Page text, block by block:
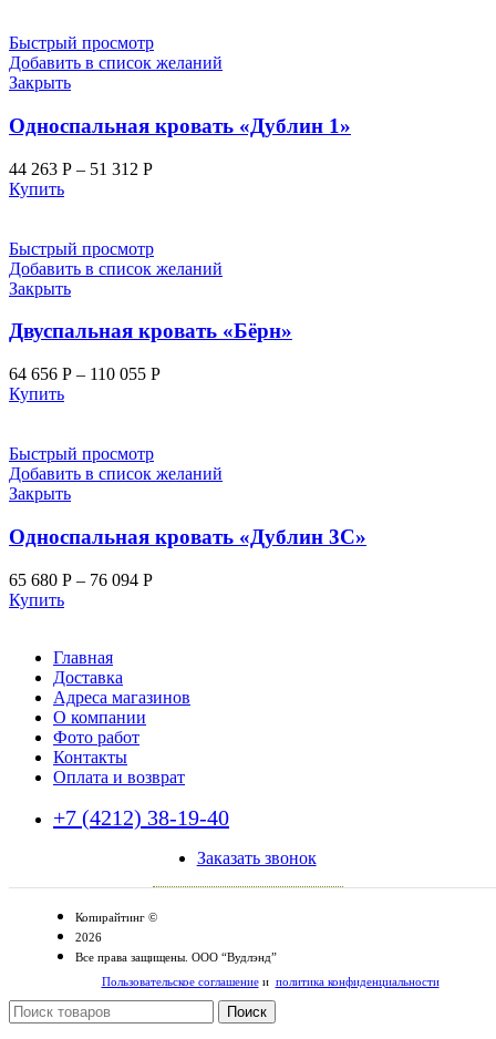
Быстрый просмотр
Добавить в список желаний
Закрыть
Односпальная кровать «Дублин 1»
44 263 Р – 51 312 Р
Купить
Быстрый просмотр
Добавить в список желаний
Закрыть
Двуспальная кровать «Бёрн»
64 656 Р – 110 055 Р
Купить
Быстрый просмотр
Добавить в список желаний
Закрыть
Односпальная кровать «Дублин 3С»
65 680 Р – 76 094 Р
Купить
Главная
Доставка
Адреса магазинов
О компании
Фото работ
Контакты
Оплата и возврат
+7 (4212) 38-19-40
Заказать звонок
Копирайтинг ©
2026
Все права защищены. ООО “Вудлэнд”
Пользовательское соглашениеи политика конфиденциальности
Поиск